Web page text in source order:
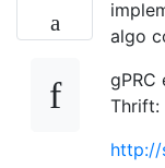
algo
gPRC
Thrift:
http://